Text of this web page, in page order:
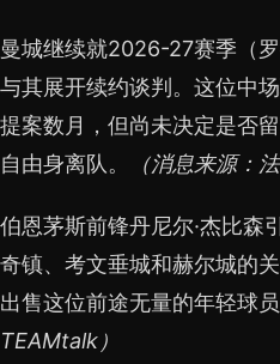
曼城继续就2026-27赛季（
与其展开续约谈判。这位中
提案数月，但尚未决定是否
自由身离队。
（消息来源：
伯恩茅斯前锋丹尼尔·杰比森
奇镇、考文垂城和赫尔城的
出售这位前途无量的年轻球员
TEAMtalk）